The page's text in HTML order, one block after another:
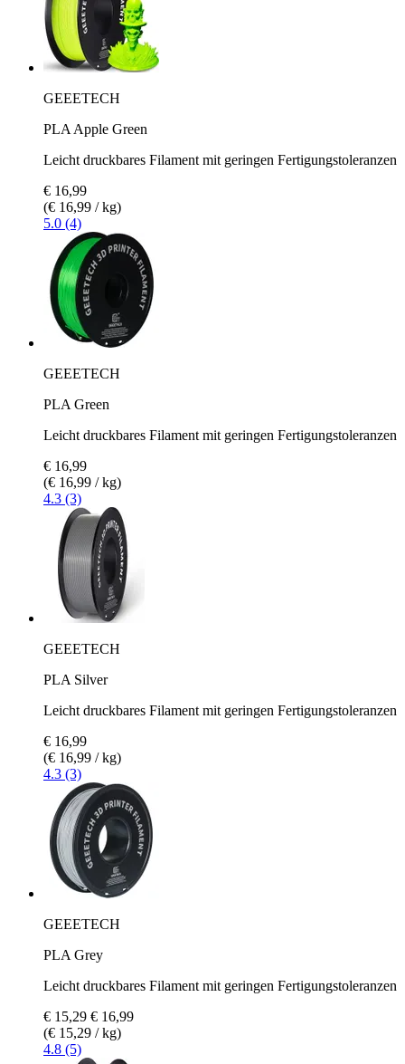
GEEETECH
PLA Apple Green
Leicht druckbares Filament mit geringen Fertigungstoleranzen
€ 16,99
(€ 16,99 / kg)
5.0 (4)
GEEETECH
PLA Green
Leicht druckbares Filament mit geringen Fertigungstoleranzen
€ 16,99
(€ 16,99 / kg)
4.3 (3)
GEEETECH
PLA Silver
Leicht druckbares Filament mit geringen Fertigungstoleranzen
€ 16,99
(€ 16,99 / kg)
4.3 (3)
GEEETECH
PLA Grey
Leicht druckbares Filament mit geringen Fertigungstoleranzen
€ 15,29 € 16,99
(€ 15,29 / kg)
4.8 (5)